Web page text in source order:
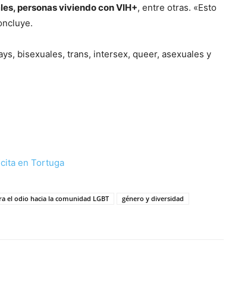
personas viviendo con VIH+, entre otras. «Esto
bisexuales, trans, intersex, queer, asexuales y
el odio hacia la comunidad LGBT
género y diversidad